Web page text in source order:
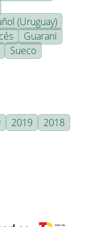
(Uruguay)
Guarani
Sueco
2019
2018